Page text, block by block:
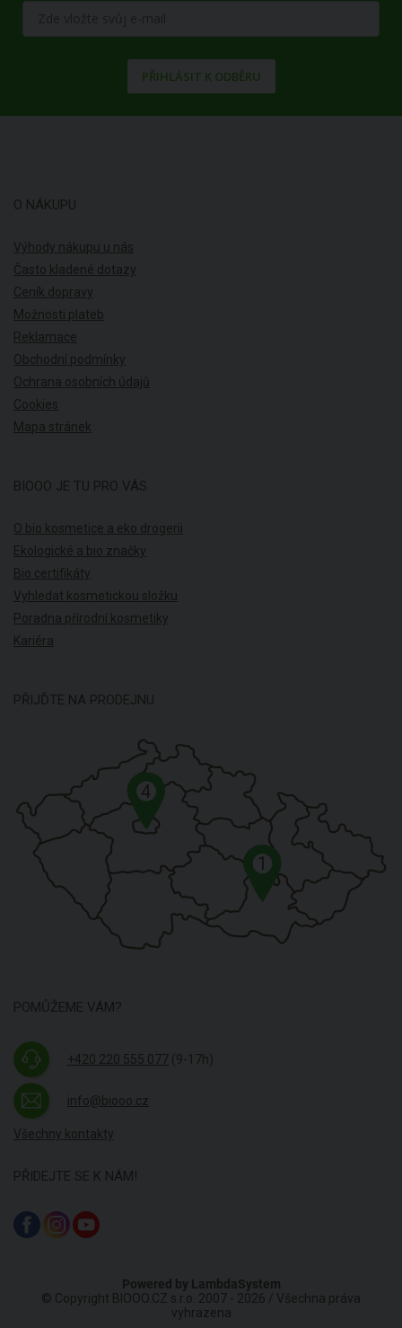
PŘIHLÁSIT K ODBĚRU
O NÁKUPU
Výhody nákupu u nás
Často kladené dotazy
Ceník dopravy
Možnosti plateb
Reklamace
Obchodní podmínky
Ochrana osobních údajů
Cookies
Mapa stránek
BIOOO JE TU PRO VÁS
O bio kosmetice a eko drogerii
Ekologické a bio značky
Bio certifikáty
Vyhledat kosmetickou složku
Poradna přírodní kosmetiky
Kariéra
PŘIJĎTE NA PRODEJNU
1
4
POMŮŽEME VÁM?
+420 220 555 077 (9-17h)
info@biooo.cz
Všechny kontakty
PŘIDEJTE SE K NÁM!
Powered by LambdaSystem
© Copyright BIOOO.CZ s.r.o. 2007 - 2026 / Všechna práva
vyhrazena